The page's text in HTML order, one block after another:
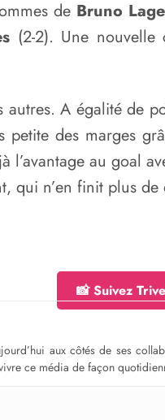
de Bruno Lage
(2-2). Une nouvelle
A égalité de
petite des marges
l’avantage au goal
qui n’en finit plus de
📸 Suivez
aux côtés de ses
ce média de façon